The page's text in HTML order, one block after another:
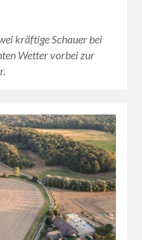
kräftige Schauer bei
Wetter vorbei zur